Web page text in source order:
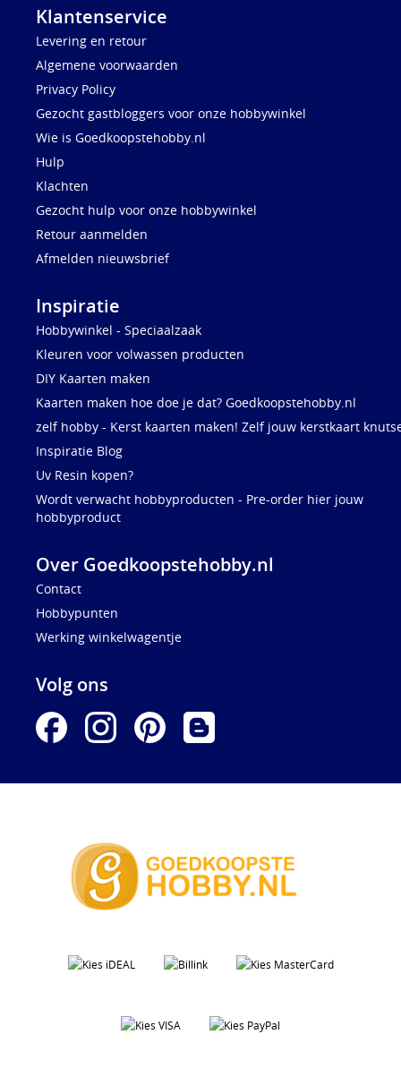
Klantenservice
Levering en retour
Algemene voorwaarden
Privacy Policy
Gezocht gastbloggers voor onze hobbywinkel
Wie is Goedkoopstehobby.nl
Hulp
Klachten
Gezocht hulp voor onze hobbywinkel
Retour aanmelden
Afmelden nieuwsbrief
Inspiratie
Hobbywinkel - Speciaalzaak
Kleuren voor volwassen producten
DIY Kaarten maken
Kaarten maken hoe doe je dat? Goedkoopstehobby.nl
zelf hobby - Kerst kaarten maken! Zelf jouw kerstkaart
Inspiratie Blog
Uv Resin kopen?
Wordt verwacht hobbyproducten - Pre-order hier jouw
hobbyproduct
Over Goedkoopstehobby.nl
Contact
Hobbypunten
Werking winkelwagentje
Volg ons